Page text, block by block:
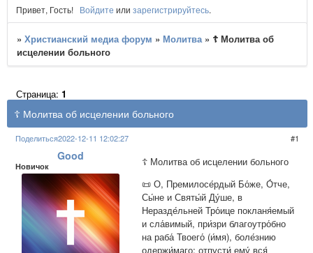
Привет, Гость! Войдите или зарегистрируйтесь.
»Христианский медиа форум » Молитва » ☦ Молитва об
исцелении больного
☦ Молитва об исцелении больного
Страница:1
Поделиться 1
2022-12-11 12:02:27
Good
Новичок
☦ Молитва об исцелении больного
📜 О, Премилосе́рдый Бо́же, О́тче,
Сы́не и Святы́й Ду́ше, в
Неразде́льней Тро́ице покланя́емый
и сла́вимый, при́зри благоутро́бно
на раба́ Твоего́ (и́мя), боле́знию
одержи́маго; отпусти́ ему́ вся́